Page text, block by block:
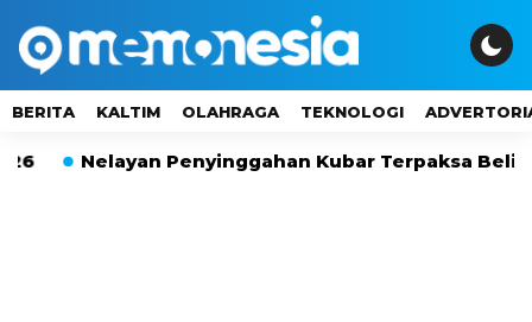
BERITA KALTIM OLAHRAGA TEKNOLOGI
Nelayan Penyinggahan Kubar Terpaksa Beli